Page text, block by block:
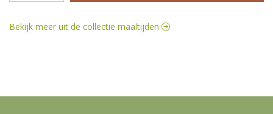
Bekijk meer uit de collectie maaltijden